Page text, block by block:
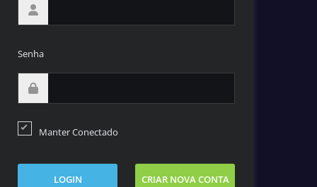
Senha
Manter Conectado
LOGIN CRIAR NOVA CONTA